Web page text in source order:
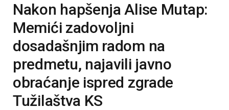
Nakon hapšenja Alise Mutap:
Memići zadovoljni
dosadašnjim radom na
predmetu, najavili javno
obraćanje ispred zgrade
Tužilaštva KS